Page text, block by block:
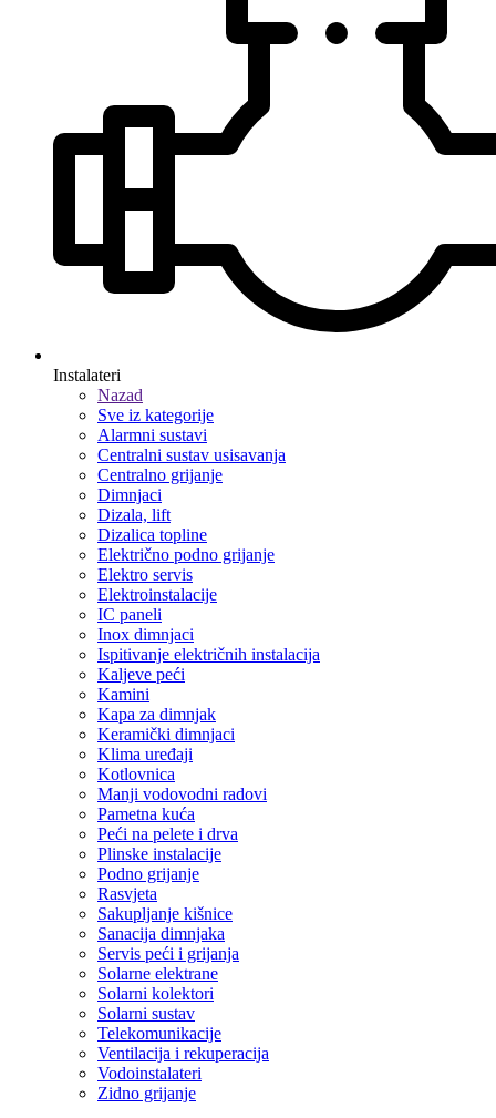
Instalateri
Nazad
Sve iz kategorije
Alarmni sustavi
Centralni sustav usisavanja
Centralno grijanje
Dimnjaci
Dizala, lift
Dizalica topline
Električno podno grijanje
Elektro servis
Elektroinstalacije
IC paneli
Inox dimnjaci
Ispitivanje električnih instalacija
Kaljeve peći
Kamini
Kapa za dimnjak
Keramički dimnjaci
Klima uređaji
Kotlovnica
Manji vodovodni radovi
Pametna kuća
Peći na pelete i drva
Plinske instalacije
Podno grijanje
Rasvjeta
Sakupljanje kišnice
Sanacija dimnjaka
Servis peći i grijanja
Solarne elektrane
Solarni kolektori
Solarni sustav
Telekomunikacije
Ventilacija i rekuperacija
Vodoinstalateri
Zidno grijanje